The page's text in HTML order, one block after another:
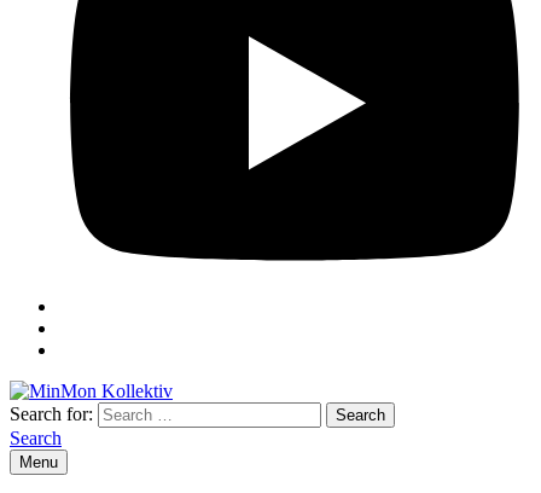
Search for:
Search
Menu